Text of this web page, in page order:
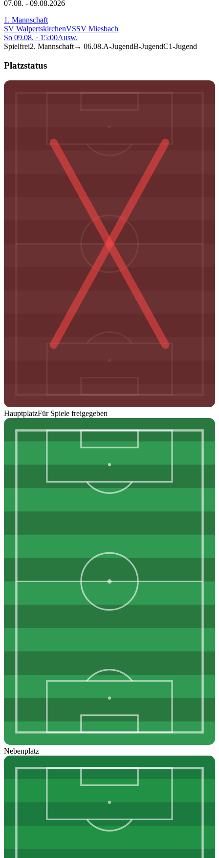
07.08. - 09.08.2026
1. Mannschaft
SV WalpertskirchenVSSV Miesbach
So 09.08. · 15:00Ausw.
Spielfrei2. Mannschaft→ 06.08.A-JugendB-JugendC1-Jugend
Platzstatus
HauptplatzFür Spiele freigegeben
Nebenplatz